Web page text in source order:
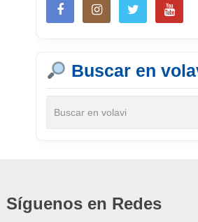
Buscar en
Síguenos en Redes